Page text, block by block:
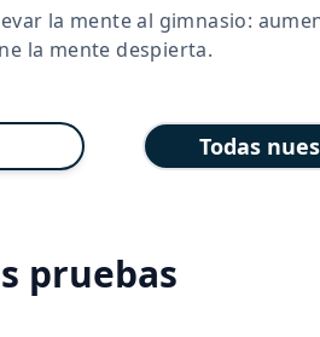
la mente al gimnasio:
la mente despierta.
Todas
pruebas